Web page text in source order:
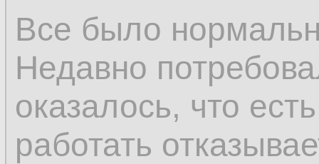
Все было
Недавно
оказалось, что
работать